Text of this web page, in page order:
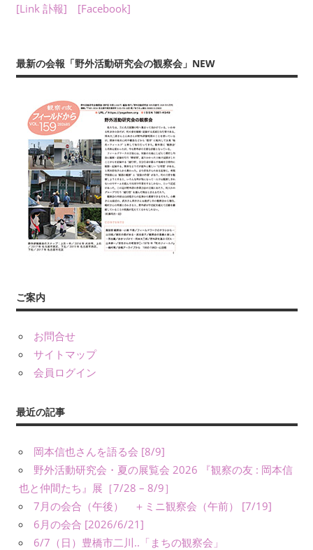
は、
回
す
る
会
報
『フ
ィ
ー
ル
ド
観
の
友』
や
発
展
示、
ワ
ー
ク
シ
[Link 訃報]
[Facebook]
最新の会報「野外活動研究会の観察会」NEW
ご案内
お問合せ
サイトマップ
会員ログイン
最近の記事
岡本信也さんを語る会 [8/9]
野外活動研究会・夏の展覧会 2026 『観察の友 : 岡本信
也と仲間たち』展［7/28 – 8/9］
7月の会合（午後） ＋ミニ観察会（午前） [7/19]
6月の会合 [2026/6/21]
6/7（日）豊橋市二川..「まちの観察会」